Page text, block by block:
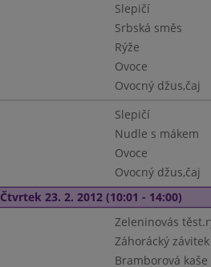
Slepičí
Srbská směs
Rýže
Ovoce
Ovocný džus,čaj
Slepičí
Nudle s mákem
Ovoce
Ovocný džus,čaj
Čtvrtek 23. 2. 2012 (10:01 - 14:00)
Zeleninovás
Záhorácký závitek
Bramborová kaše